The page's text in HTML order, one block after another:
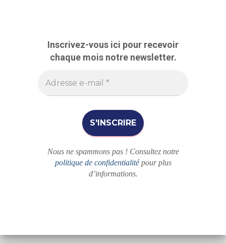
Inscrivez-vous ici pour recevoir
chaque mois notre newsletter.
Nous ne spammons pas ! Consultez notre
politique de confidentialitépour plus
d’informations.